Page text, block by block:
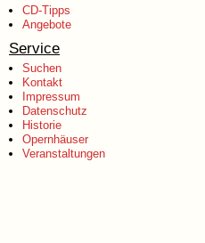
CD-Tipps
Angebote
Service
Suchen
Kontakt
Impressum
Datenschutz
Historie
Opernhäuser
Veranstaltungen